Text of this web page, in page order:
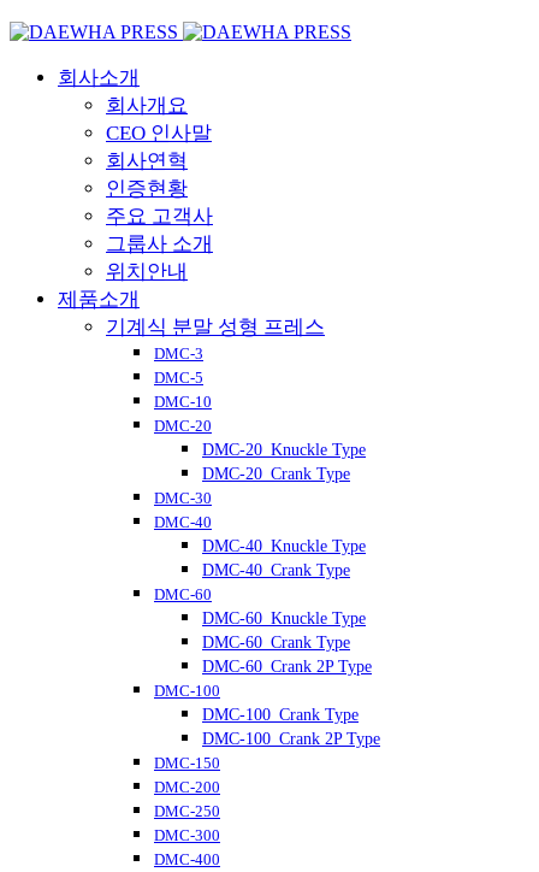
회사소개
회사개요
CEO 인사말
회사연혁
인증현황
주요 고객사
그룹사 소개
위치안내
제품소개
기계식 분말 성형 프레스
DMC-3
DMC-5
DMC-10
DMC-20
DMC-20_Knuckle Type
DMC-20_Crank Type
DMC-30
DMC-40
DMC-40_Knuckle Type
DMC-40_Crank Type
DMC-60
DMC-60_Knuckle Type
DMC-60_Crank Type
DMC-60_Crank 2P Type
DMC-100
DMC-100_Crank Type
DMC-100_Crank 2P Type
DMC-150
DMC-200
DMC-250
DMC-300
DMC-400